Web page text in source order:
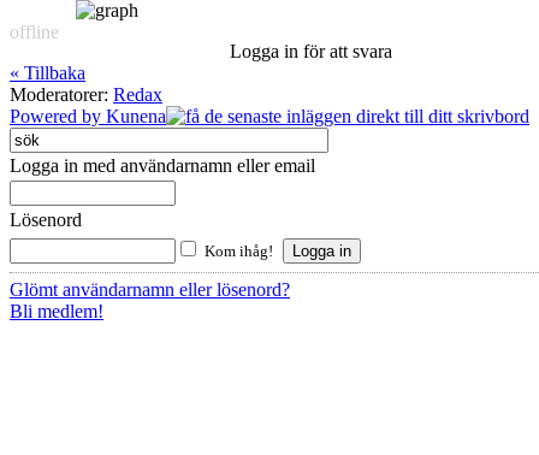
offline
Logga in för att svara
« Tillbaka
Moderatorer: Redax
Powered by Kunena
Logga in med användarnamn eller email
Lösenord
Kom ihåg!
Glömt användarnamn eller lösenord?
Bli medlem!